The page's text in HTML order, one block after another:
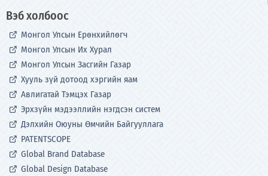
Вэб холбоос
Монгол Улсын Ерөнхийлөгч
Монгол Улсын Их Хурал
Монгол Улсын Засгийн Газар
Хууль зүй дотоод хэргийн яам
Авлигатай Тэмцэх Газар
Эрхзүйн мэдээллийн нэгдсэн систем
Дэлхийн Оюуны Өмчийн Байгууллага
PATENTSCOPE
Global Brand Database
Global Design Database